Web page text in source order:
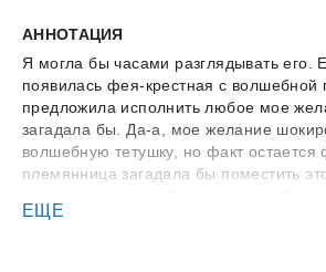
АННОТАЦИЯ
Я могла бы часами разглядывать его.
появилась фея-крестная с волшебной
предложила исполнить любое мое
загадала бы. Да-а, мое желание
волшебную тетушку, но факт
племянница загадала бы поместить
чтобы он спал и был абсолютно голым.
ЕЩЕ